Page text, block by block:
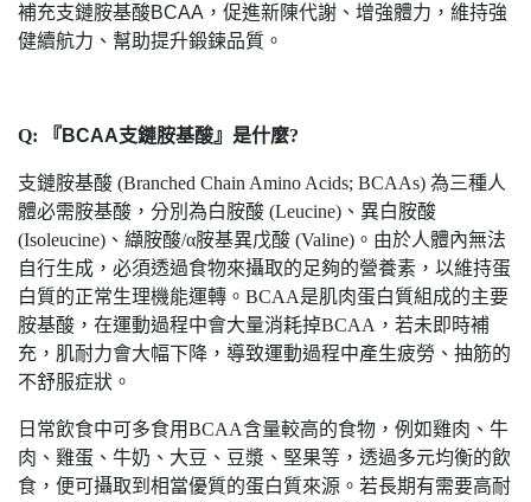
補充支鏈胺基酸BCAA，促進新陳代謝、增強體力，維持強
健續航力、幫助提升鍛鍊品質。
Q: 『BCAA支鏈胺基酸』 是什麼?
支鏈胺基酸 (Branched Chain Amino Acids; BCAAs) 為三種人
體必需胺基酸，分別為白胺酸 (Leucine)、異白胺酸
(Isoleucine)、纈胺酸/α胺基異戊酸 (Valine)。由於人體內無法
自行生成，必須透過食物來攝取的足夠的營養素，以維持蛋
白質的正常生理機能運轉。BCAA是肌肉蛋白質組成的主要
胺基酸，在運動過程中會大量消耗掉BCAA，若未即時補
充，肌耐力會大幅下降，導致運動過程中產生疲勞、抽筋的
不舒服症狀。
日常飲食中可多食用BCAA含量較高的食物，例如雞肉、牛
肉、雞蛋、牛奶、大豆、豆漿、堅果等，透過多元均衡的飲
食，便可攝取到相當優質的蛋白質來源。若長期有需要高耐